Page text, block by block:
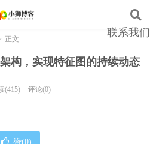
联系我们
正文
构，实现特征图的持续动态
(415) 评论(0)
赞(0)